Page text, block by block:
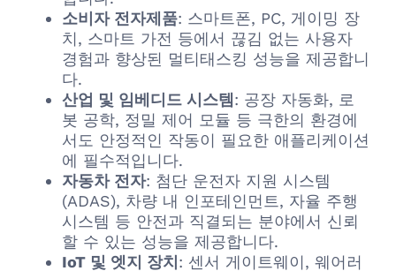
소비자 전자제품: 스마트폰, PC, 게이밍 장
치, 스마트 가전 등에서 끊김 없는 사용자
경험과 향상된 멀티태스킹 성능을 제공합니
다.
산업 및 임베디드 시스템 : 공장 자동화, 로
봇 공학, 정밀 제어 모듈 등 극한의 환경에
서도 안정적인 작동이 필요한 애플리케이션
에 필수적입니다.
자동차 전자: 첨단 운전자 지원 시스템
(ADAS), 차량 내 인포테인먼트, 자율 주행
시스템 등 안전과 직결되는 분야에서 신뢰
할 수 있는 성능을 제공합니다.
IoT 및 엣지 장치 : 센서 게이트웨이, 웨어러